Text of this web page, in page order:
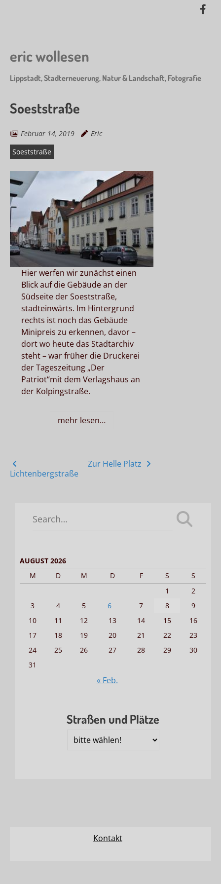
eric wollesen
Lippstadt, Stadterneuerung, Natur & Landschaft, Fotografie
Soeststraße
Februar 14, 2019
Eric
Soeststraße
Hier werfen wir zunächst einen
Blick auf die Gebäude an der
Südseite der Soeststraße,
stadteinwärts. Im Hintergrund
rechts ist noch das Gebäude
Minipreis zu erkennen, davor –
dort wo heute das Stadtarchiv
steht – war früher die Druckerei
der Tageszeitung „Der
Patriot“mit dem Verlagshaus an
der Kolpingstraße.
mehr lesen…
Posts
navigation
Lichtenbergstraße
Zur Helle Platz
for:
AUGUST 2026
M
D M D F S
S
1
2
3
4 5 6 7 8
9
10
11 12 13 14 15
16
17
18 19 20 21 22
23
24
25 26 27 28 29
30
31
« Feb.
Straßen und Plätze
Straßen
Kontakt